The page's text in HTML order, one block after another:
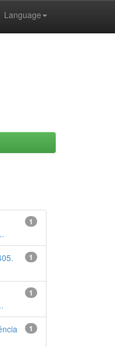
Language
1
1
1
1